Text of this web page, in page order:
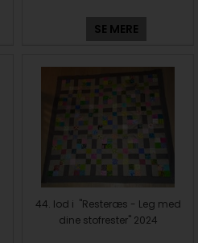
SE MERE
44. lod i "Resteræs - Leg med
dine stofrester" 2024